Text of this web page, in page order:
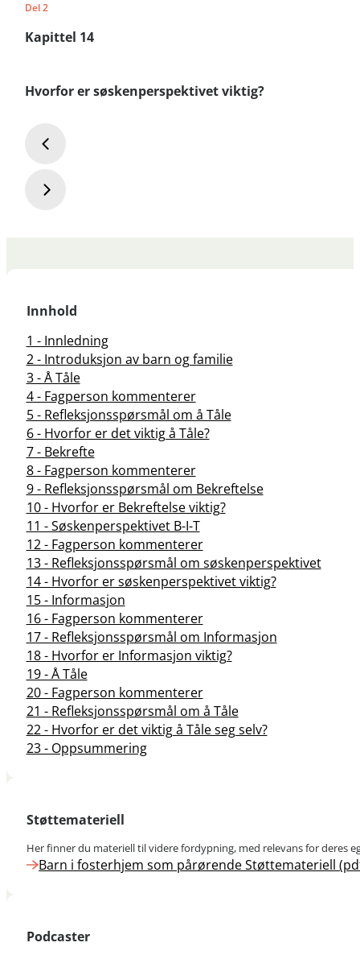
Del 2
Kapittel 14
Hvorfor er søskenperspektivet viktig?
Innhold
1 - Innledning
2 - Introduksjon av barn og familie
3 - Å Tåle
4 - Fagperson kommenterer
5 - Refleksjonsspørsmål om å Tåle
6 - Hvorfor er det viktig å Tåle?
7 - Bekrefte
8 - Fagperson kommenterer
9 - Refleksjonsspørsmål om Bekreftelse
10 - Hvorfor er Bekreftelse viktig?
11 - Søskenperspektivet B-I-T
12 - Fagperson kommenterer
13 - Refleksjonsspørsmål om søskenperspektivet
14 - Hvorfor er søskenperspektivet viktig?
15 - Informasjon
16 - Fagperson kommenterer
17 - Refleksjonsspørsmål om Informasjon
18 - Hvorfor er Informasjon viktig?
19 - Å Tåle
20 - Fagperson kommenterer
21 - Refleksjonsspørsmål om å Tåle
22 - Hvorfor er det viktig å Tåle seg selv?
23 - Oppsummering
Støttemateriell
Her finner du materiell til videre fordypning, med relevans for deres
Barn i fosterhjem som pårørende Støttemateriell
Podcaster